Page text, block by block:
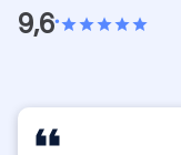
9,6•starstarstarstarstar